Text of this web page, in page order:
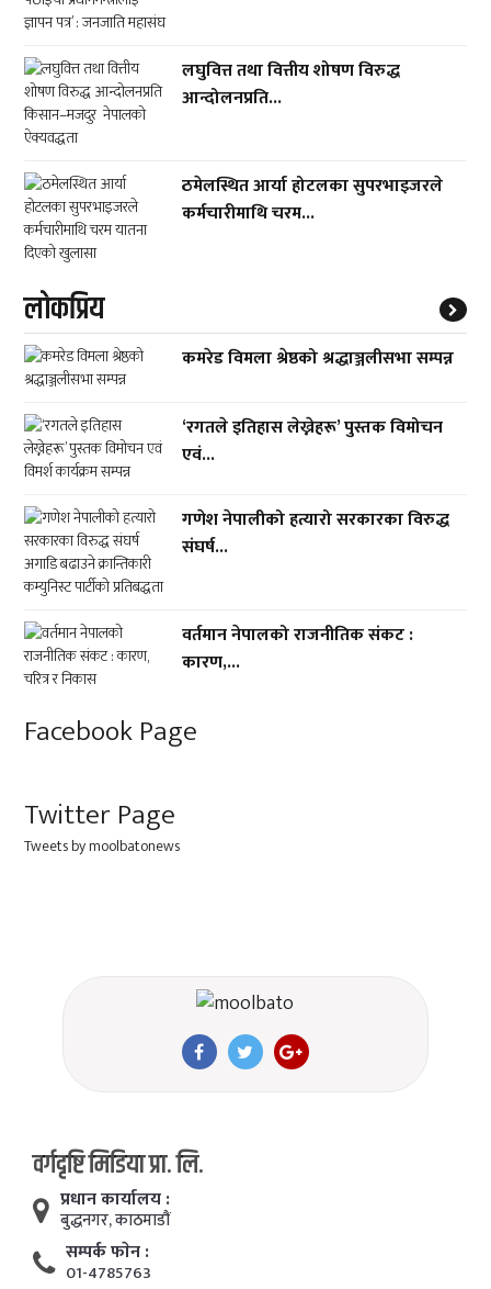
लघुवित्त तथा वित्तीय शोषण विरुद्ध
आन्दोलनप्रति...
ठमेलस्थित आर्या होटलका सुपरभाइजरले
कर्मचारीमाथि चरम...
लाेकप्रिय
कमरेड विमला श्रेष्ठको श्रद्धाञ्जलीसभा सम्पन्न
‘रगतले इतिहास लेख्नेहरू’ पुस्तक विमोचन
एवं...
गणेश नेपालीको हत्यारो सरकारका विरुद्ध
संघर्ष...
वर्तमान नेपालको राजनीतिक संकट :
कारण,...
Facebook Page
Twitter Page
Tweets by moolbatonews
वर्गदृष्टि मिडिया प्रा. लि.
प्रधान कार्यालय :
बुद्धनगर, काठमाडाैं
सम्पर्क फाेन :
01-4785763